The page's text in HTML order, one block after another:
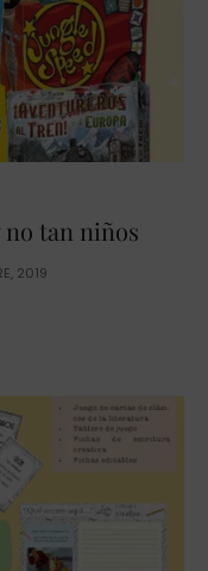
no tan niños
2019